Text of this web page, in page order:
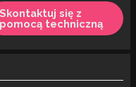
Skontaktuj się z
pomocą techniczną